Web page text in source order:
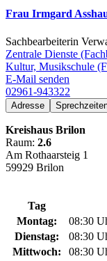
Frau Irmgard
Sachbearbeiterin
Zentrale Dienste
Kultur, Musikschule
E-Mail senden
02961-943322
Adresse
Kreishaus Brilon
Raum: 2.6
Am Rothaarsteig 1
59929 Brilon
Tag
Montag:
08:30
Dienstag:
08:30
Mittwoch:
08:30